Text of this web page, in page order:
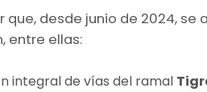
que, desde junio de 2024, se
entre ellas:
integral de vías del ramal